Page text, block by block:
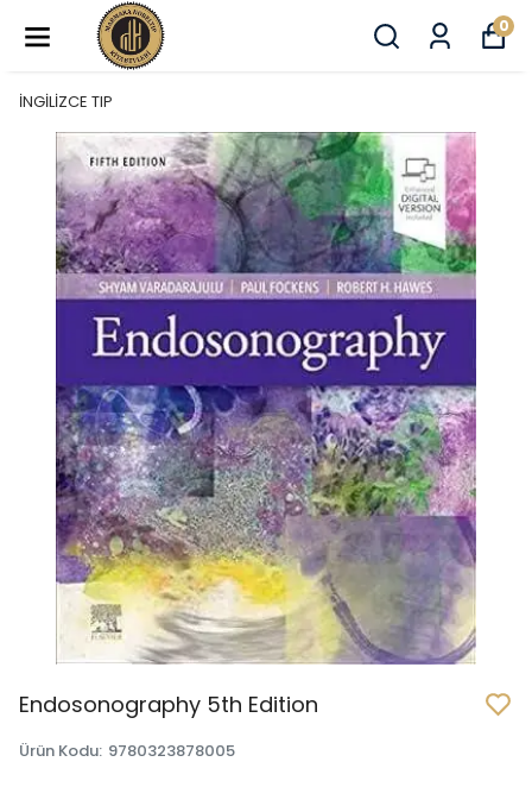
0
İNGİLİZCE TIP
Endosonography 5th Edition
Ürün Kodu: 9780323878005